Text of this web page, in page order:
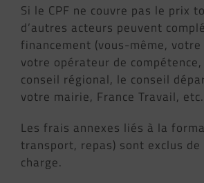
Si le CPF ne couvre pas le prix
d’autres acteurs peuvent
financement (vous-même, votre
votre opérateur de compétence,
conseil régional, le conseil
votre mairie, France Travail,
Les frais annexes liés à la
transport, repas) sont exclus
charge.